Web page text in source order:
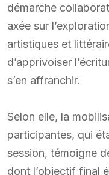
démarche
axée sur
artistiques et
d’apprivoiser
s’en affranchir.
Selon elle, la
participantes, qui
session, témoigne
dont l’objectif final